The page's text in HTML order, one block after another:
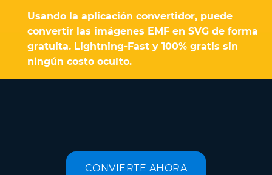
Usando la aplicación convertidor, puede
convertir las imágenes EMF en SVG de forma
gratuita. Lightning-Fast y 100% gratis sin
ningún costo oculto.
CONVIERTE AHORA